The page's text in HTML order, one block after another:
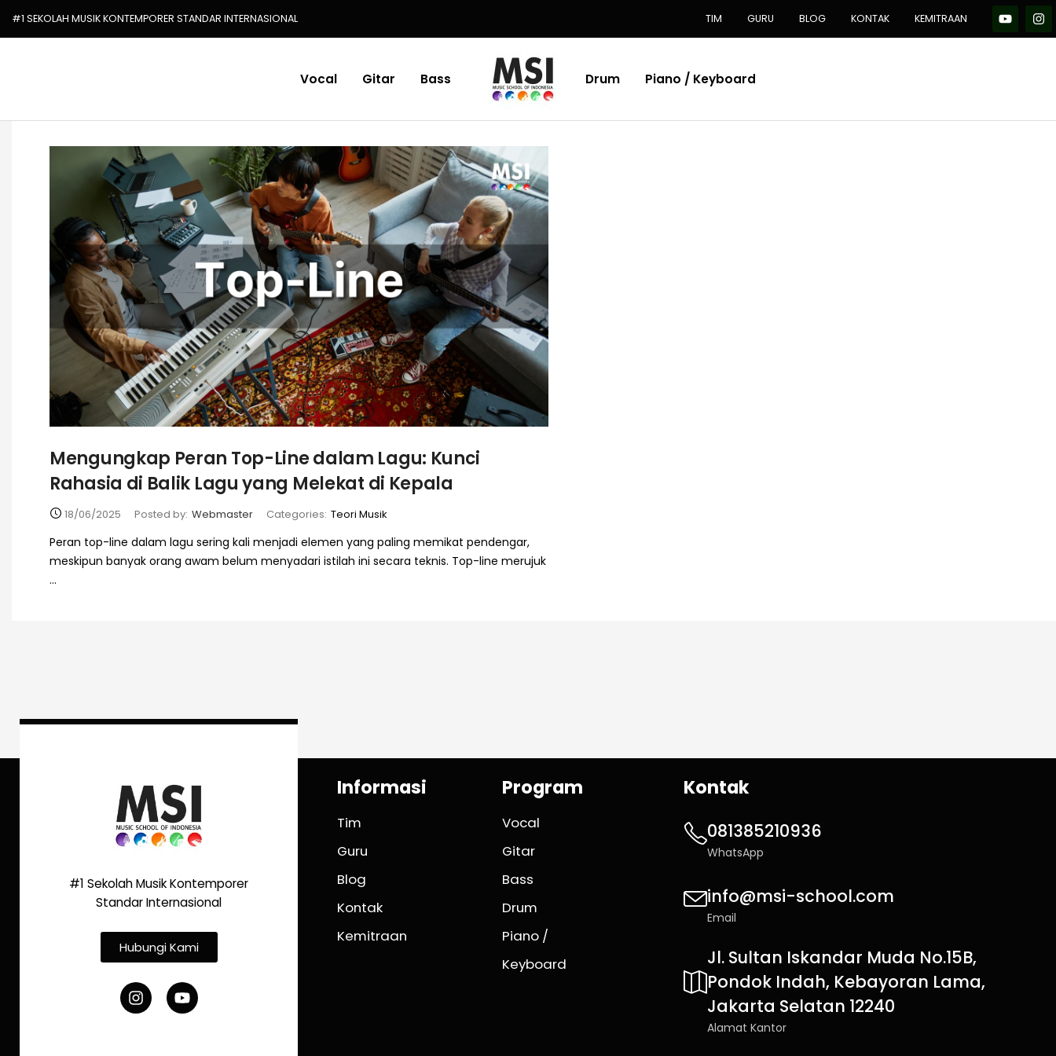
#1 SEKOLAH MUSIK KONTEMPORER STANDAR INTERNASIONAL TIM GURU BLOG KONTAK KEMITRAAN
Vocal Gitar Bass Drum Piano / Keyboard
Mengungkap Peran Top-Line dalam Lagu: Kunci
Rahasia di Balik Lagu yang Melekat di Kepala
18/06/2025 Posted by: Webmaster Categories: Teori Musik
Peran top-line dalam lagu sering kali menjadi elemen yang paling memikat pendengar,
meskipun banyak orang awam belum menyadari istilah ini secara teknis. Top-line merujuk
...
#1 Sekolah Musik Kontemporer
Standar Internasional
Hubungi Kami
Informasi
Tim
Guru
Blog
Kontak
Kemitraan
Program
Vocal
Gitar
Bass
Drum
Piano /
Keyboard
Kontak
081385210936
WhatsApp
info@msi-school.com
Email
Jl. Sultan Iskandar Muda No.15B,
Pondok Indah, Kebayoran Lama,
Jakarta Selatan 12240
Alamat Kantor